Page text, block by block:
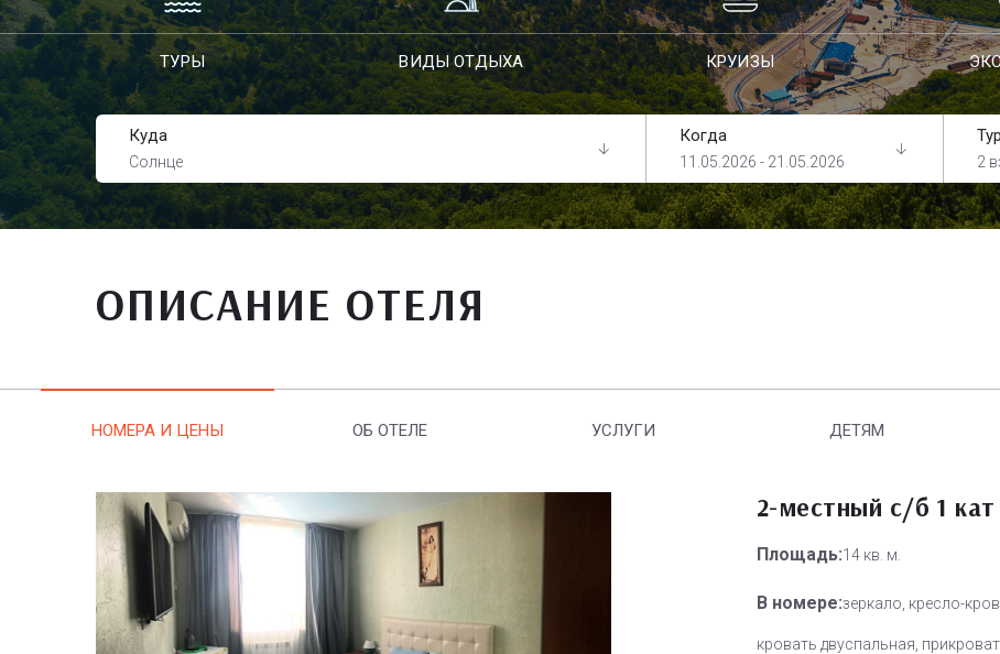
ТУРЫ ВИДЫ ОТДЫХА КРУИЗЫ
Куда
Солнце
Когда
11.05.2026 - 21.05.2026 2
ОПИСАНИЕ ОТЕЛЯ
НОМЕРА И ЦЕНЫ ОБ ОТЕЛЕ УСЛУГИ ДЕТЯМ
2-местный с/б 1 кат
Площадь:14 кв. м.
В номере:зеркало, кресло-
кровать двуспальная,